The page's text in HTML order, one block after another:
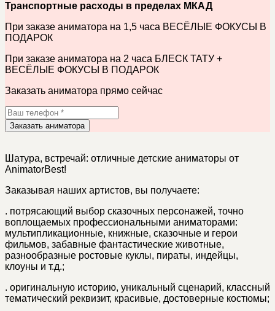
Транспортные расходы в пределах МКАД
При заказе аниматора на 1,5 часа ВЕСЁЛЫЕ ФОКУСЫ В
ПОДАРОК
При заказе аниматора на 2 часа БЛЕСК ТАТУ +
ВЕСЁЛЫЕ ФОКУСЫ В ПОДАРОК
Заказать аниматора прямо сейчас
Заказать аниматора
Шатура, встречай: отличные детские аниматоры от
AnimatorBest!
Заказывая наших артистов, вы получаете:
. потрясающий выбор сказочных персонажей, точно
воплощаемых профессиональными аниматорами:
мультипликационные, книжные, сказочные и герои
фильмов, забавные фантастические животные,
разнообразные ростовые куклы, пираты, индейцы,
клоуны и т.д.;
. оригинальную историю, уникальный сценарий, классный
тематический реквизит, красивые, достоверные костюмы;